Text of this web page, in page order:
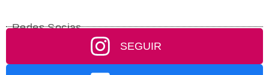
Redes Socias
SEGUIR